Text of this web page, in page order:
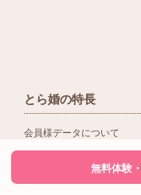
とら婚の特長
会員様データについて
無料体験